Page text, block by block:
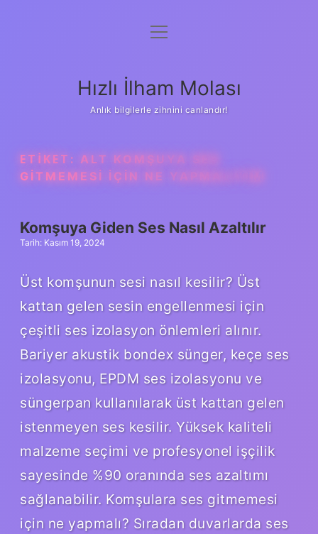
Anasayfa
Yasal Uyarı
menüyü
Hızlı İlham Molası
Anlık bilgilerle zihnini canlandır!
ETIKET: ALT KOMŞUYA SES
GITMEMESI IÇIN NE YAPMALIYIM
Komşuya Giden Ses Nasıl Azaltılır
Tarih: Kasım 19, 2024
Üst komşunun sesi nasıl kesilir? Üst
kattan gelen sesin engellenmesi için
çeşitli ses izolasyon önlemleri alınır.
Bariyer akustik bondex sünger, keçe ses
izolasyonu, EPDM ses izolasyonu ve
süngerpan kullanılarak üst kattan gelen
istenmeyen ses kesilir. Yüksek kaliteli
malzeme seçimi ve profesyonel işçilik
sayesinde %90 oranında ses azaltımı
sağlanabilir. Komşulara ses gitmemesi
için ne yapmalı? Sıradan duvarlarda ses